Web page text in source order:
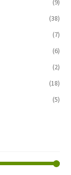
(9)
(38)
(7)
(6)
(2)
(18)
(5)